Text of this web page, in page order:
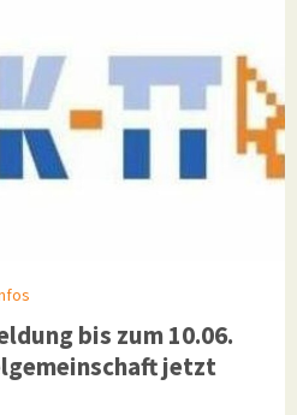
bis zum 10.06.
jetzt